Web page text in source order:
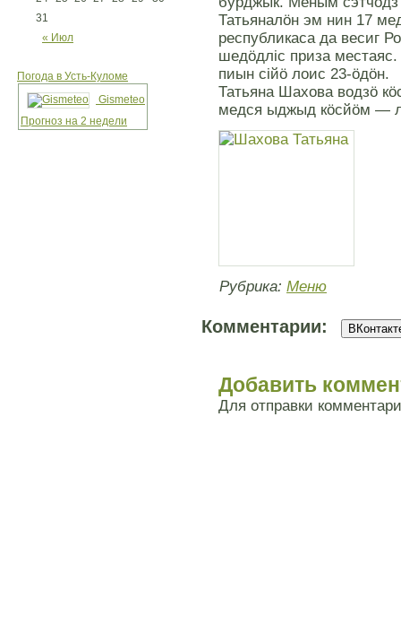
« Июл
31
Погода в Усть-Куломе
Gismeteo
Прогноз на 2 недели
Татьяналöн эм нин 17
республикаса да весиг
шедöдлiс приза
пиын сiйö лоис 23-öдöн.
Татьяна Шахова водзö
медся ыджыд кöсйöм —
Рубрика: Меню
Комментарии:
Добавить
Для отправки